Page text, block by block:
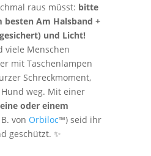
raus müsst: bitte
besten Am Halsband +
und Licht!
viele Menschen
mit Taschenlampen
Schreckmoment,
weg. Mit einer
oder einem
von Orbiloc™) seid ihr
geschützt. ✨